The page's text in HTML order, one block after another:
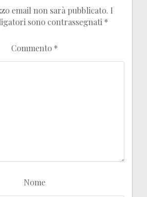
email non sarà pubblicato. I
sono contrassegnati *
Commento *
Nome